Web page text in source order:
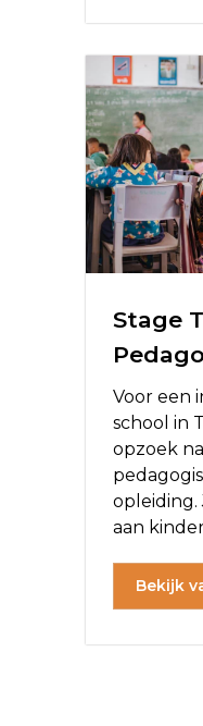
Stage
Voor een
school in
opzoek
opleiding.
aan
Bekijk